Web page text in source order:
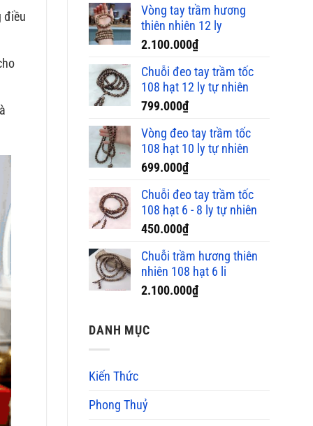
điều
Vòng tay trầm hương
thiên nhiên 12 ly
2.100.000₫
Chuỗi đeo tay trầm tốc
108 hạt 12 ly tự nhiên
799.000₫
Vòng đeo tay trầm tốc
108 hạt 10 ly tự nhiên
699.000₫
Chuỗi đeo tay trầm tốc
108 hạt 6 - 8 ly tự nhiên
450.000₫
Chuỗi trầm hương thiên
nhiên 108 hạt 6 li
2.100.000₫
DANH MỤC
Kiến Thức
Phong Thuỷ